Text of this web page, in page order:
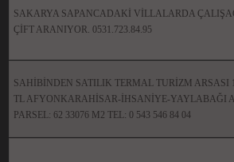
SAKARYA SAPANCADAKİ VİLLALARDA
ÇİFT ARANIYOR. 0531.723.84.95
SAHİBİNDEN SATILIK TERMAL TURİZM ARSASI
TL AFYONKARAHİSAR-İHSANİYE-YAYLABAĞI
PARSEL: 62 33076 M2 TEL: 0 543 546 84 04